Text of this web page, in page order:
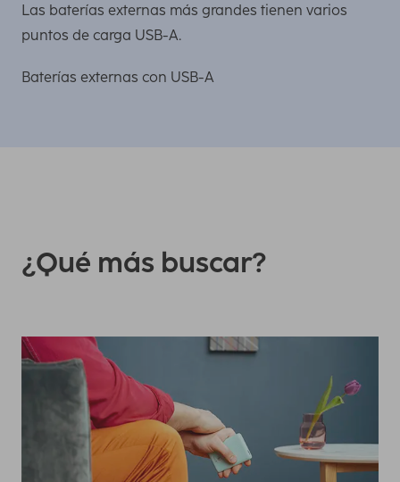
Las baterías externas más grandes tienen varios
puntos de carga USB-A.
Baterías externas con USB-A
¿Qué más buscar?